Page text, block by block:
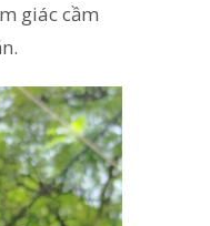
giác cầm